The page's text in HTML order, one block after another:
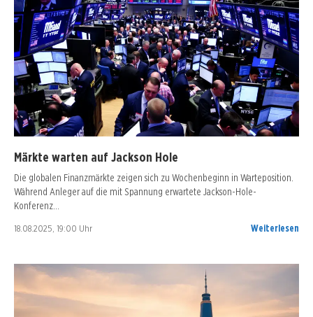
Märkte warten auf Jackson Hole
Die globalen Finanzmärkte zeigen sich zu Wochenbeginn in Warteposition.
Während Anleger auf die mit Spannung erwartete Jackson-Hole-
Konferenz…
18.08.2025, 19:00 Uhr Weiterlesen